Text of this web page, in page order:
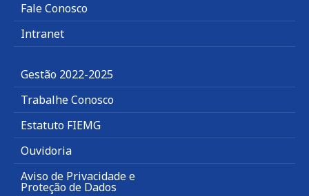
Fale Conosco
Intranet
Gestão 2022-2025
Trabalhe Conosco
Estatuto FIEMG
Ouvidoria
Aviso de Privacidade e
Proteção de Dados